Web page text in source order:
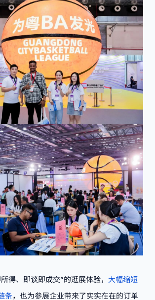
得、即谈即成交”的逛展体验， 大幅缩短
条，也为参展企业带来了实实在在的订单